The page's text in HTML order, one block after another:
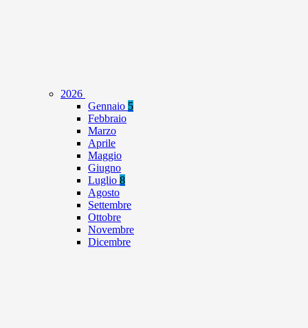
2026
Gennaio 5
Febbraio
Marzo
Aprile
Maggio
Giugno
Luglio 8
Agosto
Settembre
Ottobre
Novembre
Dicembre